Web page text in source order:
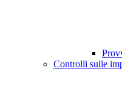
Controlli sulle